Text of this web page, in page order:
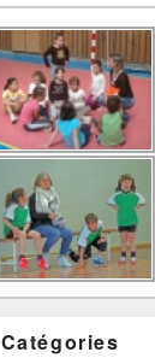
Catégories